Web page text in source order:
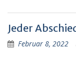
Jeder
Februar 8, 2022